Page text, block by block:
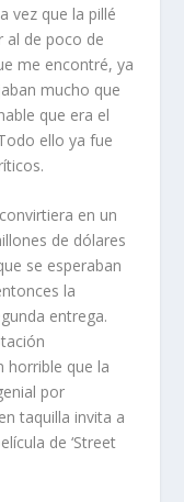
vez que la pillé
al de poco de
me encontré, ya
mucho que
que era el
ello ya fue
en un
de dólares
se esperaban
la
entrega.
horrible que la
por
taquilla invita a
de ‘Street